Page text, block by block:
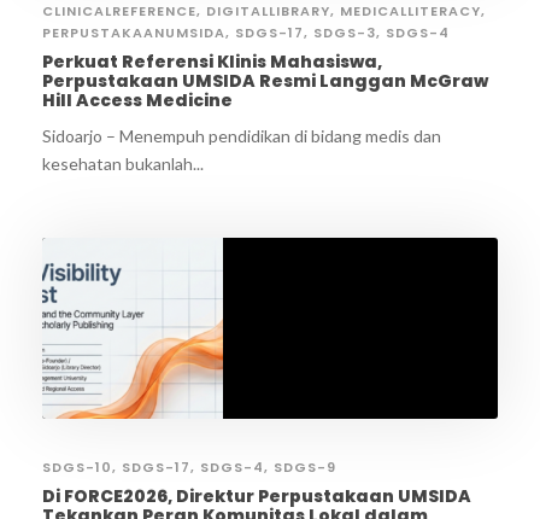
CLINICALREFERENCE, DIGITALLIBRARY, MEDICALLITERACY,
PERPUSTAKAANUMSIDA, SDGS-17, SDGS-3, SDGS-4
Perkuat Referensi Klinis Mahasiswa,
Perpustakaan UMSIDA Resmi Langgan McGraw
Hill Access Medicine
Sidoarjo – Menempuh pendidikan di bidang medis dan
kesehatan bukanlah...
SDGS-10, SDGS-17, SDGS-4, SDGS-9
Di FORCE2026, Direktur Perpustakaan UMSIDA